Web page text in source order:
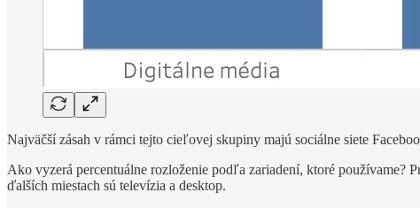
Najväčší zásah v rámci tejto cieľovej skupiny majú sociálne siete
Ako vyzerá percentuálne rozloženie podľa zariadení, ktoré používame?
ďalších miestach sú televízia a desktop.